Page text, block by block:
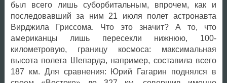
был всего лишь суборбитальным, впрочем, как и
последовавший за ним 21 июля полет астронавта
Вирджила Гриссома. Что это значит? А то, что
американцы лишь пересекли нижнюю, 100-
километровую, границу космоса: максимальная
высота полета Шепарда, например, составила всего
187 км. Для сравнения: Юрий Гагарин поднялся в